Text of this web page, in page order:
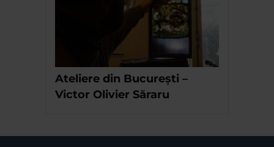
Ateliere din București –
Victor Olivier Săraru